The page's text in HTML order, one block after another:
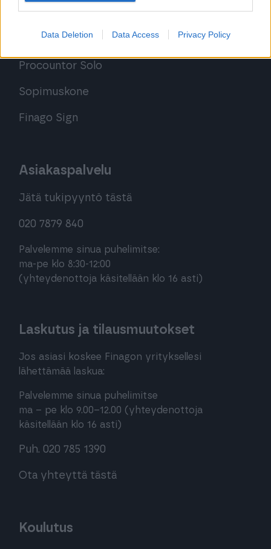
Data Deletion Data Access Privacy Policy
Kirjaudu ohjelmistoihin
Procountor
Procountor Solo
Sopimuskone
Finago Sign
Asiakaspalvelu
Jätä tukipyyntö tästä
020 7879 840
Palvelemme sinua puhelimitse:
ma-pe klo 8:30-12:00
(yhteydenottoja käsitellään klo 16 asti)
Laskutus ja tilausmuutokset
Jos asiasi koskee Finagon yrityksellesi
lähettämää laskua:
Palvelemme sinua puhelimitse
ma – pe klo 9.00–12.00 (yhteydenottoja
käsitellään klo 16 asti)
Puh. 020 785 1390
Ota yhteyttä tästä
Koulutus